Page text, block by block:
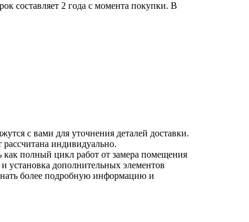
составляет 2 года с момента покупки. В
с вами для уточнения деталей доставки.
индивидуально.
полный цикл работ от замера помещения
установка дополнительных элементов
более подробную информацию и